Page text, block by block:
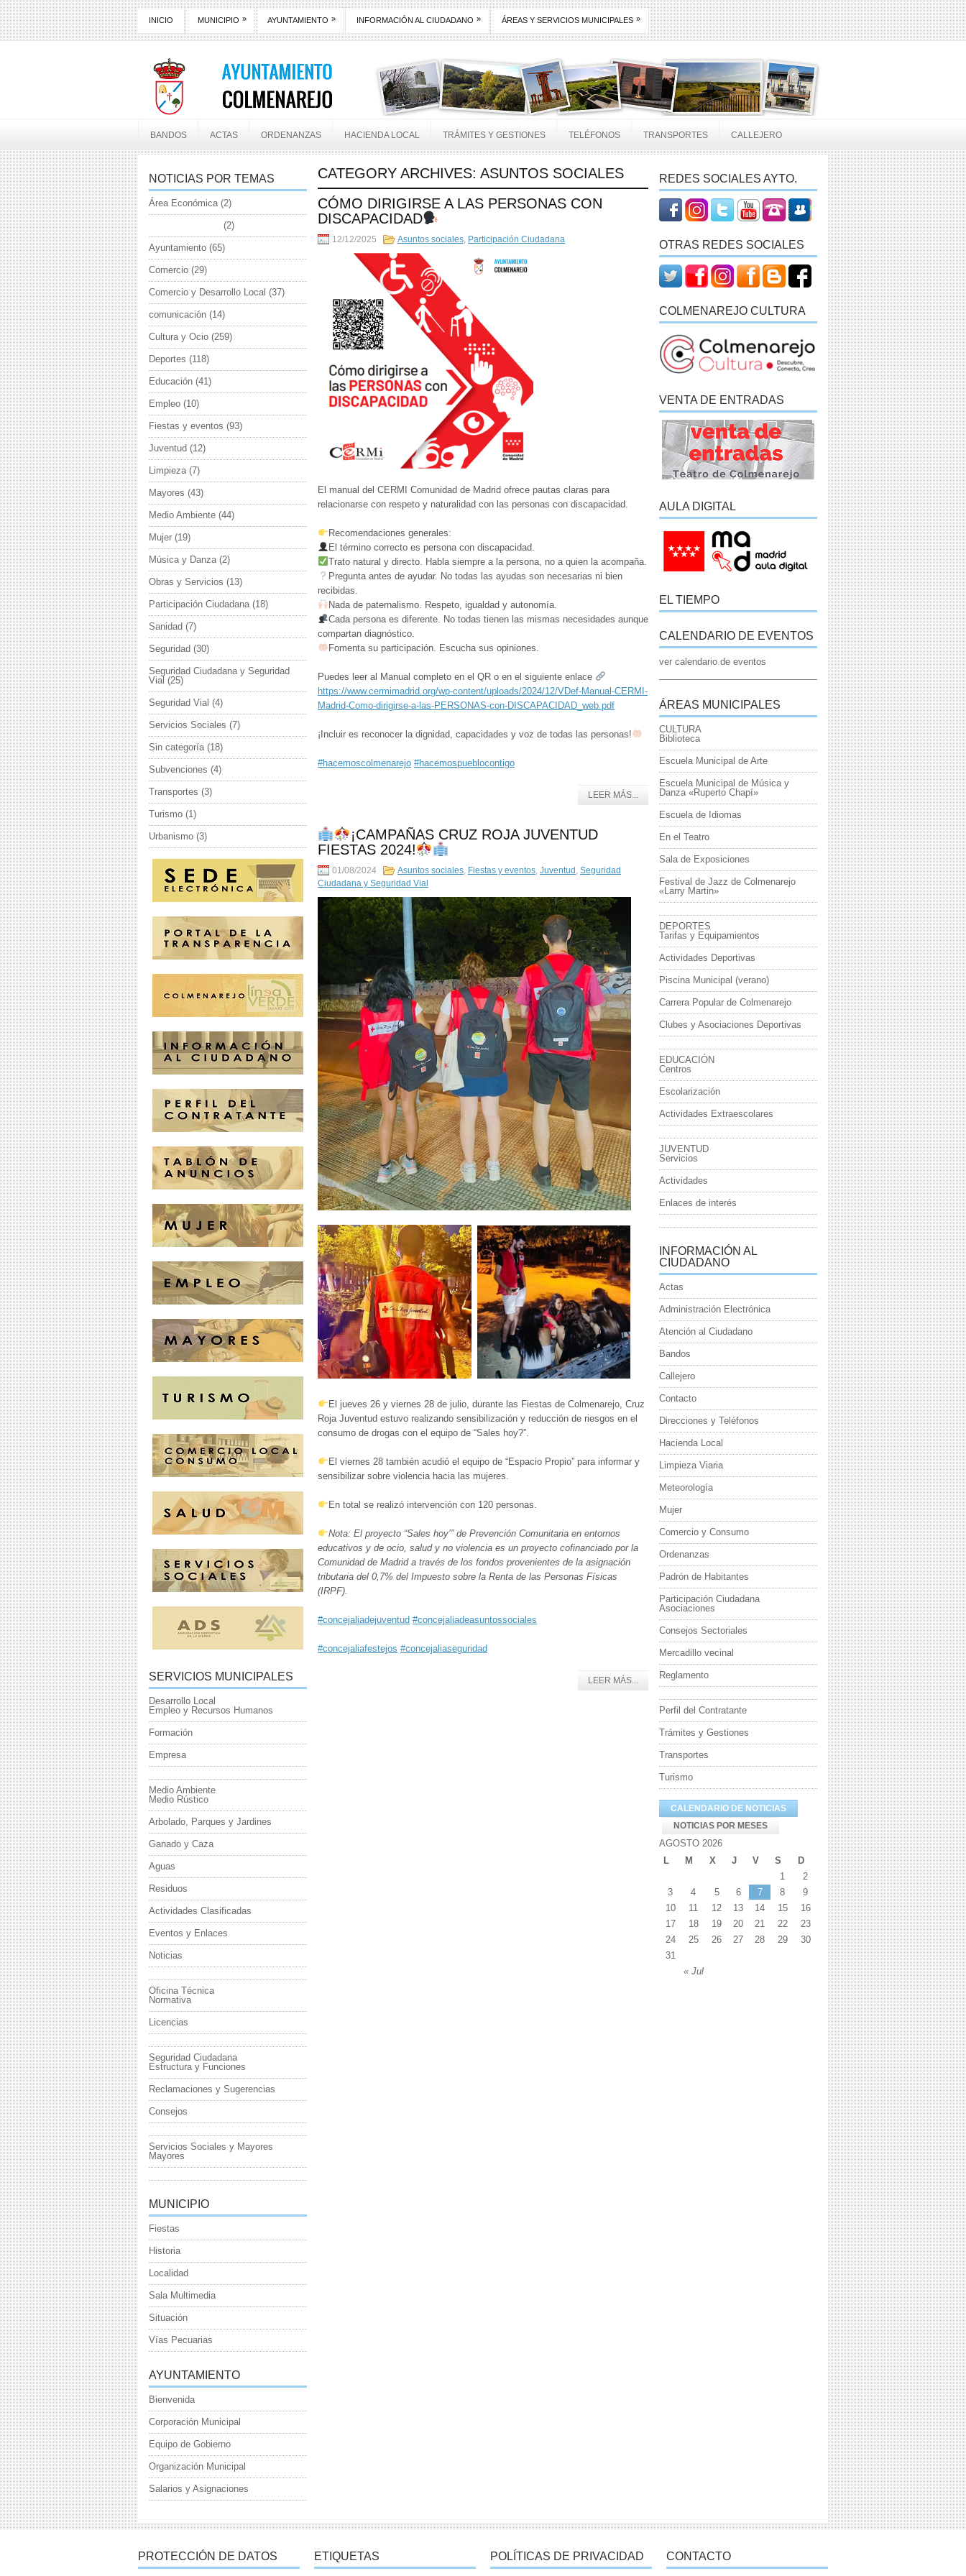
INICIO MUNICIPIO » AYUNTAMIENTO » INFORMACIÓN AL CIUDADANO » ÁREAS Y SERVICIOS MUNICIPALES »
BANDOS ACTAS ORDENANZAS HACIENDA LOCAL TRÁMITES Y GESTIONES TELÉFONOS TRANSPORTES CALLEJERO
CATEGORY ARCHIVES: ASUNTOS SOCIALES
CÓMO DIRIGIRSE A LAS PERSONAS CON
DISCAPACIDAD
12/12/2025 Asuntos sociales, Participación Ciudadana
El manual del CERMI Comunidad de Madrid ofrece pautas claras para
relacionarse con respeto y naturalidad con las personas con discapacidad.
Recomendaciones generales:
El término correcto es persona con discapacidad.
Trato natural y directo. Habla siempre a la persona, no a quien la acompaña.
Pregunta antes de ayudar. No todas las ayudas son necesarias ni bien
recibidas.
Nada de paternalismo. Respeto, igualdad y autonomía.
Cada persona es diferente. No todas tienen las mismas necesidades aunque
compartan diagnóstico.
Fomenta su participación. Escucha sus opiniones.
Puedes leer al Manual completo en el QR o en el siguiente enlace
https://www.cermimadrid.org/wp-content/uploads/2024/12/VDef-Manual-CERMI-
Madrid-Como-dirigirse-a-las-PERSONAS-con-DISCAPACIDAD_web.pdf
¡Incluir es reconocer la dignidad, capacidades y voz de todas las personas!
#hacemoscolmenarejo #hacemospueblocontigo
LEER MÁS...
¡CAMPAÑAS CRUZ ROJA JUVENTUD
FIESTAS 2024!
01/08/2024 Asuntos sociales, Fiestas y eventos, Juventud , Seguridad
Ciudadana y Seguridad Vial
El jueves 26 y viernes 28 de julio, durante las Fiestas de Colmenarejo, Cruz
Roja Juventud estuvo realizando sensibilización y reducción de riesgos en el
consumo de drogas con el equipo de “Sales hoy?”.
El viernes 28 también acudió el equipo de “Espacio Propio” para informar y
sensibilizar sobre violencia hacia las mujeres.
En total se realizó intervención con 120 personas.
Nota: El proyecto “Sales hoy’” de Prevención Comunitaria en entornos
educativos y de ocio, salud y no violencia es un proyecto cofinanciado por la
Comunidad de Madrid a través de los fondos provenientes de la asignación
tributaria del 0,7% del Impuesto sobre la Renta de las Personas Físicas
(IRPF).
#concejaliadejuventud #concejaliadeasuntossociales
#concejaliafestejos #concejaliaseguridad
LEER MÁS...
NOTICIAS POR TEMAS
Área Económica(2)
(2)
Ayuntamiento (65)
Comercio (29)
Comercio y Desarrollo Local (37)
comunicación (14)
Cultura y Ocio (259)
Deportes (118)
Educación (41)
Empleo (10)
Fiestas y eventos (93)
Juventud (12)
Limpieza(7)
Mayores (43)
Medio Ambiente (44)
Mujer (19)
Música y Danza(2)
Obras y Servicios (13)
Participación Ciudadana(18)
Sanidad (7)
Seguridad (30)
Seguridad Ciudadana y Seguridad
Vial (25)
Seguridad Vial (4)
Servicios Sociales (7)
Sin categoría(18)
Subvenciones (4)
Transportes (3)
Turismo (1)
Urbanismo (3)
SERVICIOS MUNICIPALES
Desarrollo Local
Empleo y Recursos Humanos
Formación
Empresa
Medio Ambiente
Medio Rústico
Arbolado, Parques y Jardines
Ganado y Caza
Aguas
Residuos
Actividades Clasificadas
Eventos y Enlaces
Noticias
Oficina Técnica
Normativa
Licencias
Seguridad Ciudadana
Estructura y Funciones
Reclamaciones y Sugerencias
Consejos
Servicios Sociales y Mayores
Mayores
MUNICIPIO
Fiestas
Historia
Localidad
Sala Multimedia
Situación
Vías Pecuarias
AYUNTAMIENTO
Bienvenida
Corporación Municipal
Equipo de Gobierno
Organización Municipal
Salarios y Asignaciones
REDES SOCIALES AYTO.
OTRAS REDES SOCIALES
COLMENAREJO CULTURA
VENTA DE ENTRADAS
AULA DIGITAL
EL TIEMPO
CALENDARIO DE EVENTOS
ver calendario de eventos
_____________________________________________________________
ÁREAS MUNICIPALES
CULTURA
Biblioteca
Escuela Municipal de Arte
Escuela Municipal de Música y
Danza «Ruperto Chapí»
Escuela de Idiomas
En el Teatro
Sala de Exposiciones
Festival de Jazz de Colmenarejo
«Larry Martin»
DEPORTES
Tarifas y Equipamientos
Actividades Deportivas
Piscina Municipal (verano)
Carrera Popular de Colmenarejo
Clubes y Asociaciones Deportivas
EDUCACIÓN
Centros
Escolarización
Actividades Extraescolares
JUVENTUD
Servicios
Actividades
Enlaces de interés
INFORMACIÓN AL
CIUDADANO
Actas
Administración Electrónica
Atención al Ciudadano
Bandos
Callejero
Contacto
Direcciones y Teléfonos
Hacienda Local
Limpieza Viaria
Meteorología
Mujer
Comercio y Consumo
Ordenanzas
Padrón de Habitantes
Participación Ciudadana
Asociaciones
Consejos Sectoriales
Mercadillo vecinal
Reglamento
Perfil del Contratante
Trámites y Gestiones
Transportes
Turismo
CALENDARIO DE NOTICIAS
NOTICIAS POR MESES
AGOSTO 2026
L
M X J V S D
« Jul
1
2
3
4 5 6 7 8
9
10
11 12 13 14 15
16
17
18 19 20 21 22
23
24
25 26 27 28 29
30
31
PROTECCIÓN DE DATOS ETIQUETAS POLÍTICAS DE PRIVACIDAD CONTACTO